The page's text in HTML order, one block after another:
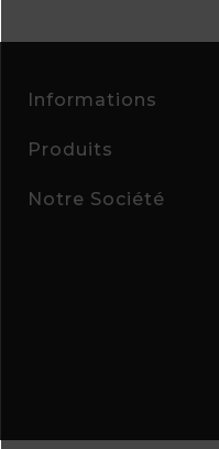
Informations
Produits
Notre Société